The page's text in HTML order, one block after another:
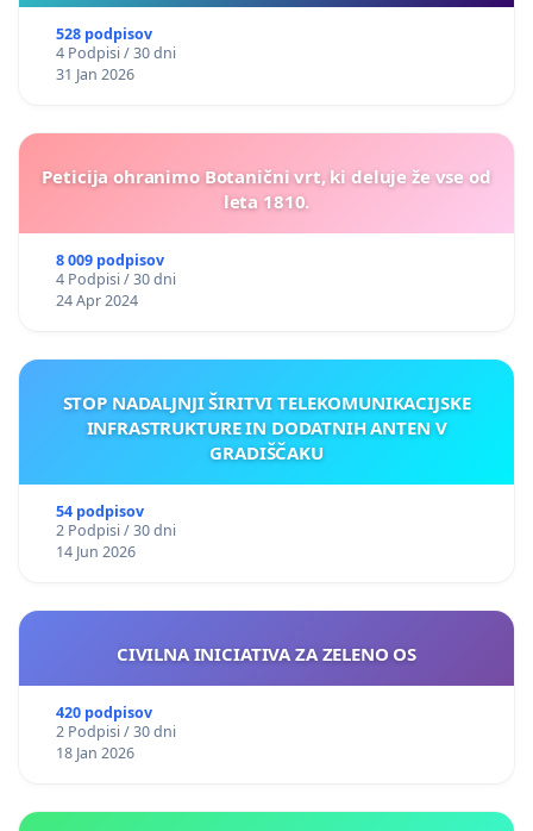
528 podpisov
4 Podpisi / 30 dni
31 Jan 2026
Peticija ohranimo Botanični vrt, ki deluje že vse od
leta 1810.
8 009 podpisov
4 Podpisi / 30 dni
24 Apr 2024
STOP NADALJNJI ŠIRITVI TELEKOMUNIKACIJSKE
INFRASTRUKTURE IN DODATNIH ANTEN V
GRADIŠČAKU
54 podpisov
2 Podpisi / 30 dni
14 Jun 2026
CIVILNA INICIATIVA ZA ZELENO OS
420 podpisov
2 Podpisi / 30 dni
18 Jan 2026